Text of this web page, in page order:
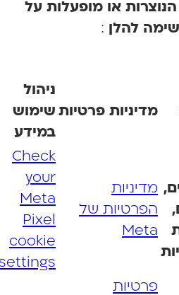
או מופעלות על
להלן:
מדיניות פרטיות
ניהול
שימוש
במידע
מדיניות
הפרטיות של
Meta
Check
your
Meta
Pixel
cookie
settings
פרטיות